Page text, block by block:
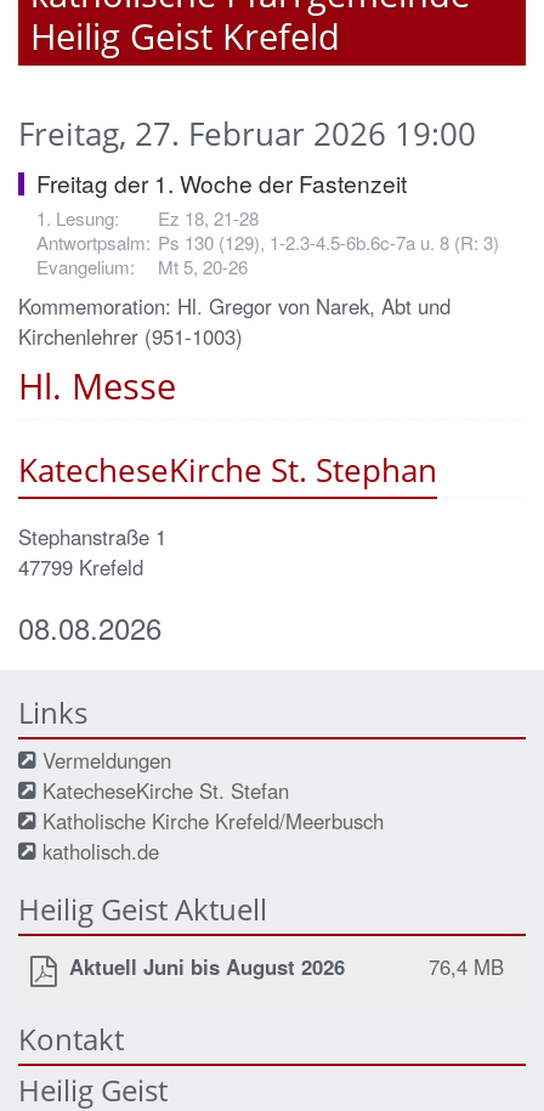
Heilig Geist Krefeld
Hl. Messe
Freitag, 27. Februar 2026 19:00
Freitag der 1. Woche der Fastenzeit
Ez 18, 21-28
Ps 130 (129), 1-2.3-4.5-6b.6c-7a u. 8 (R: 3)
Mt 5, 20-26
Kommemoration: Hl. Gregor von Narek, Abt und
Kirchenlehrer (951-1003)
KatecheseKirche St. Stephan
Stephanstraße 1
47799 Krefeld
08.08.2026
Links
Vermeldungen
KatecheseKirche St. Stefan
Katholische Kirche Krefeld/Meerbusch
katholisch.de
Heilig Geist Aktuell
Aktuell Juni bis August 2026 76,4 MB
Kontakt
Heilig Geist